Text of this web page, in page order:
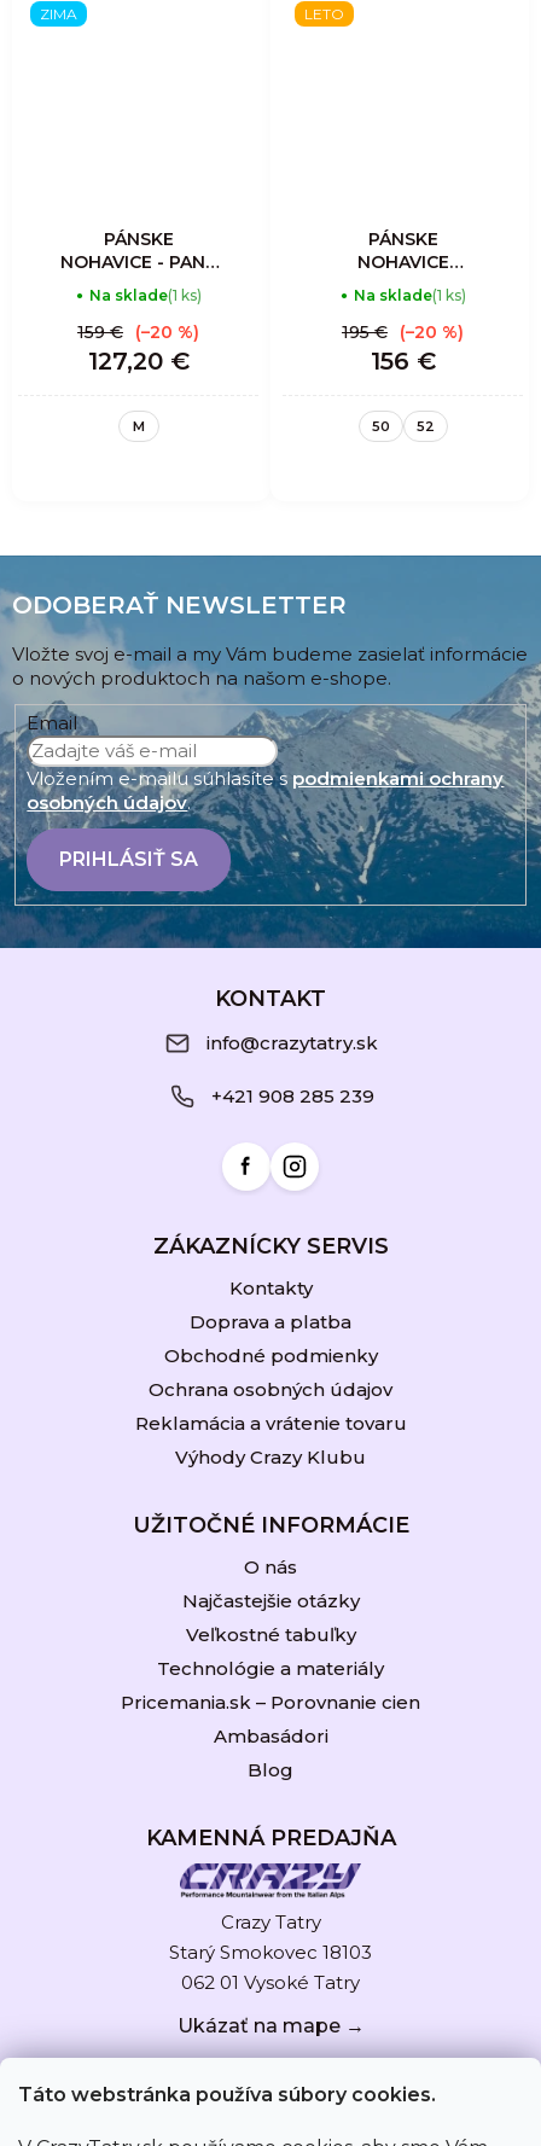
Táto webstránka používa súbory cookies.
ZIMA
PÁNSKE
NOHAVICE - PANT
FLAME - LIKEN
Na sklade(1 ks)
127,20 €
159 € (–20 %)
M
LETO
PÁNSKE
NOHAVICE
RESOLUTION
LIGHT - SULFUR-
BLACK
Na sklade(1 ks)
156 €
195 € (–20 %)
50 52
ODOBERAŤ NEWSLETTER
Vložte svoj e-mail a my Vám budeme zasielať informácie
o nových produktoch na našom e-shope.
Email
Vložením e-mailu súhlasíte spodmienkami ochrany
osobných údajov.
PRIHLÁSIŤ SA
KONTAKT
info@crazytatry.sk
+421 908 285 239
ZÁKAZNÍCKY SERVIS
Kontakty
Doprava a platba
Obchodné podmienky
Ochrana osobných údajov
Reklamácia a vrátenie tovaru
Výhody Crazy Klubu
UŽITOČNÉ INFORMÁCIE
O nás
Najčastejšie otázky
Veľkostné tabuľky
Technológie a materiály
Pricemania.sk – Porovnanie cien
Ambasádori
Blog
KAMENNÁ PREDAJŇA
Crazy Tatry
Starý Smokovec 18103
062 01 Vysoké Tatry
Ukázať na mape →